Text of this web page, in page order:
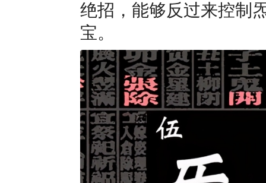
绝招，能够反过来控制
宝。